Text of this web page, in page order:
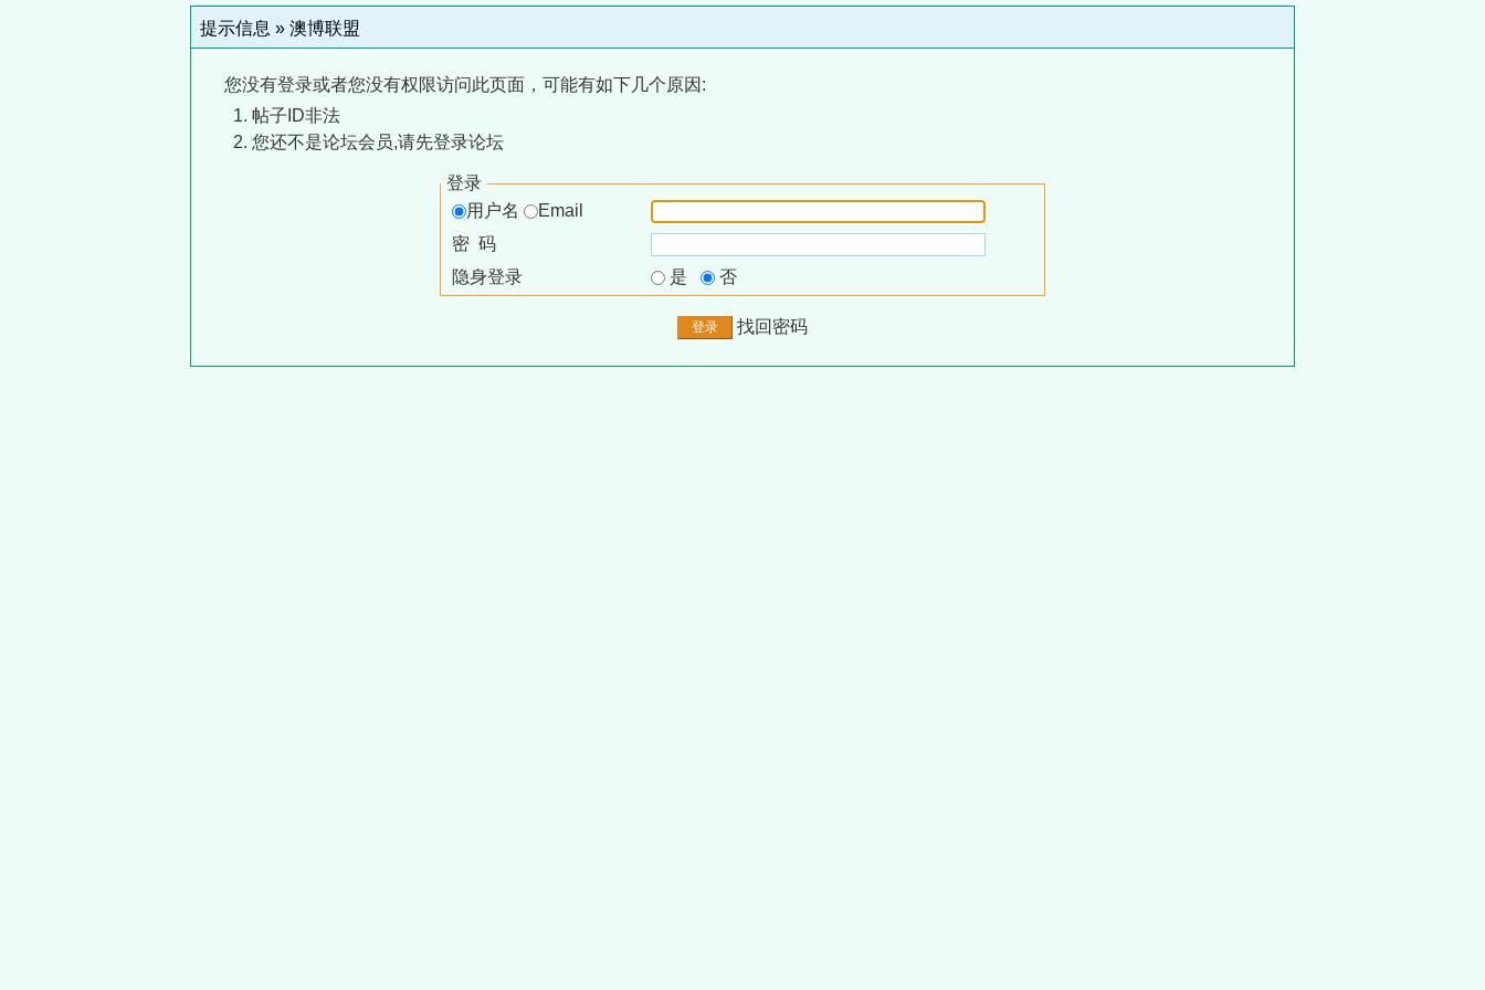
提示信息 » 澳博联盟
您没有登录或者您没有权限访问此页面，可能有如下几个原因:
帖子ID非法
您还不是论坛会员,请先登录论坛
登录
用户名
Email
密 码
隐身登录
是 否
找回密码